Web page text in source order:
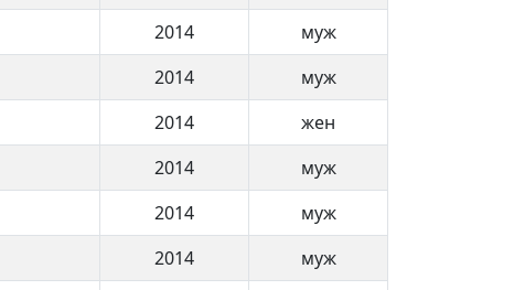
2014
муж
2014
муж
2014
жен
2014
муж
2014
муж
2014
муж